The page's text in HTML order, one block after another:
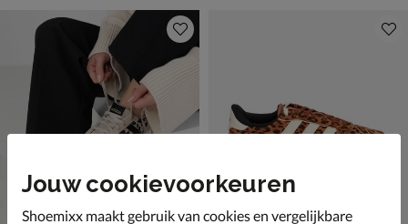
Jouw cookievoorkeuren
Shoemixx maakt gebruik van cookies en vergelijkbare